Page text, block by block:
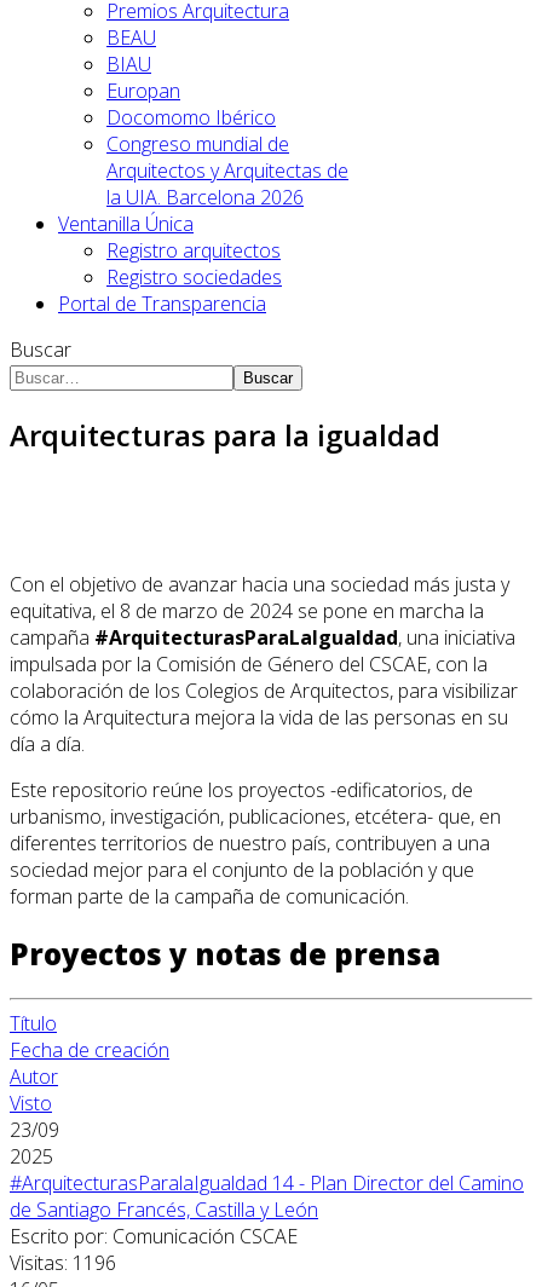
Premios Arquitectura
BEAU
BIAU
Europan
Docomomo Ibérico
Congreso mundial de
Arquitectos y Arquitectas de
la UIA. Barcelona 2026
Ventanilla Única
Registro arquitectos
Registro sociedades
Portal de Transparencia
Buscar
Buscar
Arquitecturas para la igualdad
Con el objetivo de avanzar hacia una sociedad más justa y
equitativa, el 8 de marzo de 2024 se pone en marcha la
campaña #ArquitecturasParaLaIgualdad, una iniciativa
impulsada por la Comisión de Género del CSCAE, con la
colaboración de los Colegios de Arquitectos, para visibilizar
cómo la Arquitectura mejora la vida de las personas en su
día a día.
Este repositorio reúne los proyectos -edificatorios, de
urbanismo, investigación, publicaciones, etcétera- que, en
diferentes territorios de nuestro país, contribuyen a una
sociedad mejor para el conjunto de la población y que
forman parte de la campaña de comunicación.
Proyectos y notas de prensa
Título
Fecha de creación
Autor
Visto
23/09
2025
#ArquitecturasParalaIgualdad 14 - Plan Director del Camino
de Santiago Francés, Castilla y León
Escrito por: Comunicación CSCAE
Visitas: 1196